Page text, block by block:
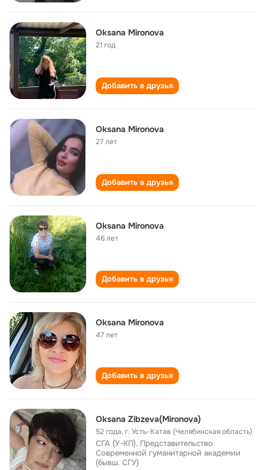
Oksana Mironova
21 год
Добавить в друзья
Oksana Mironova
27 лет
Добавить в друзья
Oksana Mironova
46 лет
Добавить в друзья
Oksana Mironova
47 лет
Добавить в друзья
Oksana Zibzeva(Mironova)
52 года,г. Усть-Катав (Челябинская область)
СГА (У-КП), Представительство
Современной гуманитарной академии
(бывш. СГУ)